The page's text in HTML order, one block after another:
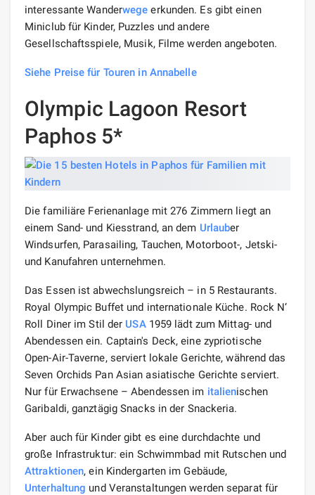
interessante Wanderwege erkunden. Es gibt einen
Miniclub für Kinder, Puzzles und andere
Gesellschaftsspiele, Musik, Filme werden angeboten.
Siehe Preise für Touren in Annabelle
Olympic Lagoon Resort
Paphos 5*
Die familiäre Ferienanlage mit 276 Zimmern liegt an
einem Sand- und Kiesstrand, an dem Urlauber
Windsurfen, Parasailing, Tauchen, Motorboot-, Jetski-
und Kanufahren unternehmen.
Das Essen ist abwechslungsreich – in 5 Restaurants.
Royal Olympic Buffet und internationale Küche. Rock N‘
Roll Diner im Stil der USA1959 lädt zum Mittag- und
Abendessen ein. Captain's Deck, eine zypriotische
Open-Air-Taverne, serviert lokale Gerichte, während das
Seven Orchids Pan Asian asiatische Gerichte serviert.
Nur für Erwachsene – Abendessen im italienischen
Garibaldi, ganztägig Snacks in der Snackeria.
Aber auch für Kinder gibt es eine durchdachte und
große Infrastruktur: ein Schwimmbad mit Rutschen und
Attraktionen, ein Kindergarten im Gebäude,
Unterhaltung und Veranstaltungen werden separat für